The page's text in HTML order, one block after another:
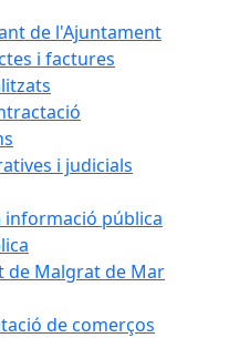
de l'Ajuntament
i factures
i judicials
informació pública
de Malgrat de Mar
de comerços